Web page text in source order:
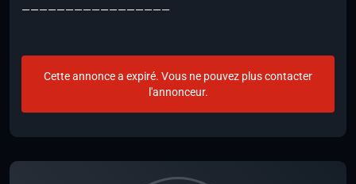
—————————————————
Cette annonce a expiré. Vous ne pouvez plus contacter
l'annonceur.